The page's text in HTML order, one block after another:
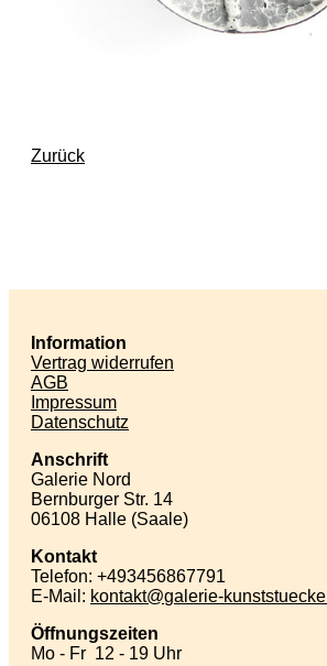
Zurück
Information
Vertrag widerrufen
AGB
Impressum
Datenschutz
Anschrift
Galerie Nord
Bernburger Str. 14
06108 Halle (Saale)
Kontakt
Telefon: +493456867791
E-Mail: kontakt galerie-kunststuecke
Öffnungszeiten
Mo - Fr 12 - 19 Uhr